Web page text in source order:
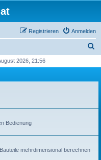
Anmelden
Registrieren
h
2026, 21:56
Bedienung
mehrdimensional berechnen